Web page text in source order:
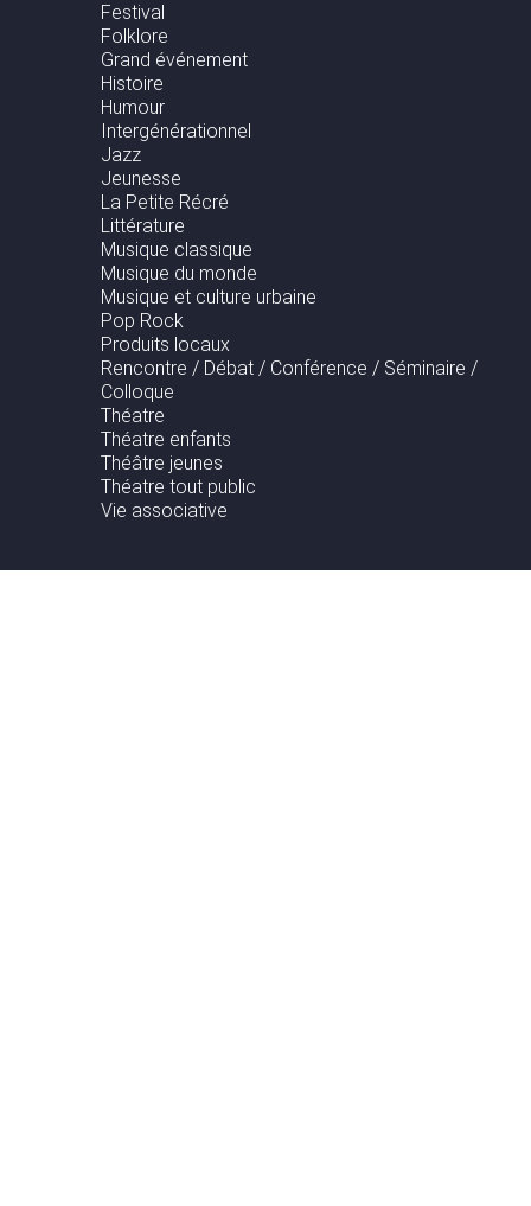
Festival
Folklore
Grand événement
Histoire
Humour
Intergénérationnel
Jazz
Jeunesse
La Petite Récré
Littérature
Musique classique
Musique du monde
Musique et culture urbaine
Pop Rock
Produits locaux
Rencontre / Débat / Conférence / Séminaire /
Colloque
Théatre
Théatre enfants
Théâtre jeunes
Théatre tout public
Vie associative